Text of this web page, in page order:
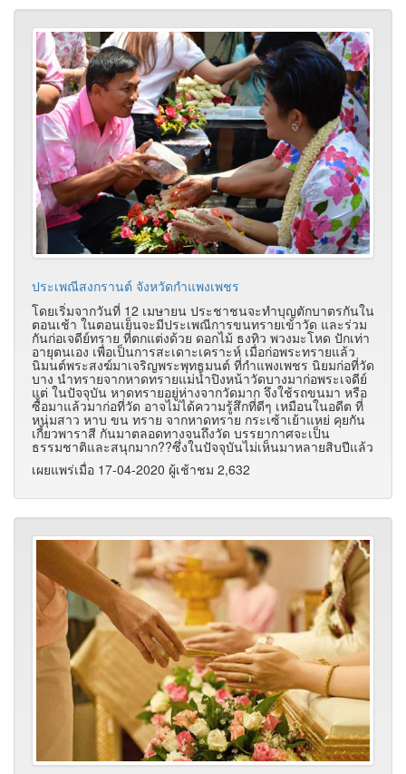
ประเพณีสงกรานต์ จังหวัดกำแพงเพชร
โดยเริ่มจากวันที่ 12 เมษายน ประชาชนจะทำบุญตักบาตรกันใน
ตอนเช้า ในตอนเย็นจะมีประเพณีการขนทรายเข้าวัด และร่วม
กันก่อเจดีย์ทราย ที่ตกแต่งด้วย ดอกไม้ ธงทิว พวงมะโหด ปักเท่า
อายุตนเอง เพื่อเป็นการสะเดาะเคราะห์ เมื่อก่อพระทรายแล้ว
นิมนต์พระสงฆ์มาเจริญพระพุทธมนต์ ที่กำแพงเพชร นิยมก่อที่วัด
บาง นำทรายจากหาดทรายแม่น้ำปิงหน้าวัดบางมาก่อพระเจดีย์
แต่ ในปัจจุบัน หาดทรายอยู่ห่างจากวัดมาก จึงใช้รถขนมา หรือ
ซื้อมาแล้วมาก่อที่วัด อาจไม่ได้ความรู้สึกที่ดีๆ เหมือนในอดีต ที่
หนุ่มสาว หาบ ขน ทราย จากหาดทราย กระเซ้าเย้าแหย่ คุยกัน
เกี้ยวพาราสี กันมาตลอดทางจนถึงวัด บรรยากาศจะเป็น
ธรรมชาติและสนุกมาก??ซึ่งในปัจจุบันไม่เห็นมาหลายสิบปีแล้ว
เผยแพร่เมื่อ 17-04-2020 ผู้เช้าชม 2,632